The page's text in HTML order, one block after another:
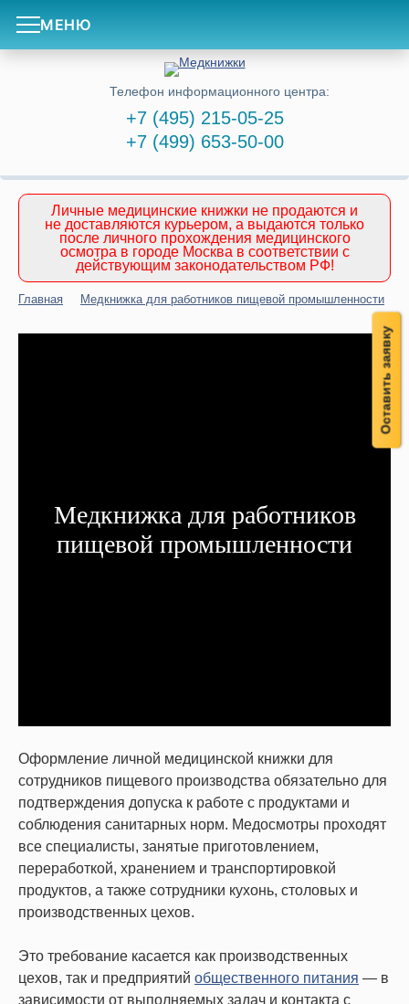
МЕНЮ
Телефон информационного центра:
+7 (495) 215-05-25
+7 (499) 653-50-00
Личные медицинские книжки не продаются и
не доставляются курьером, а выдаются только
после личного прохождения медицинского
осмотра в городе Москва в соответствии с
действующим законодательством РФ!
Главная Медкнижка для работников пищевой промышленности
Медкнижка для работников
пищевой промышленности
Оформление личной медицинской книжки для
сотрудников пищевого производства обязательно для
подтверждения допуска к работе с продуктами и
соблюдения санитарных норм. Медосмотры проходят
все специалисты, занятые приготовлением,
переработкой, хранением и транспортировкой
продуктов, а также сотрудники кухонь, столовых и
производственных цехов.
Это требование касается как производственных
цехов, так и предприятий общественного питания — в
зависимости от выполняемых задач и контакта с
Оставить заявку